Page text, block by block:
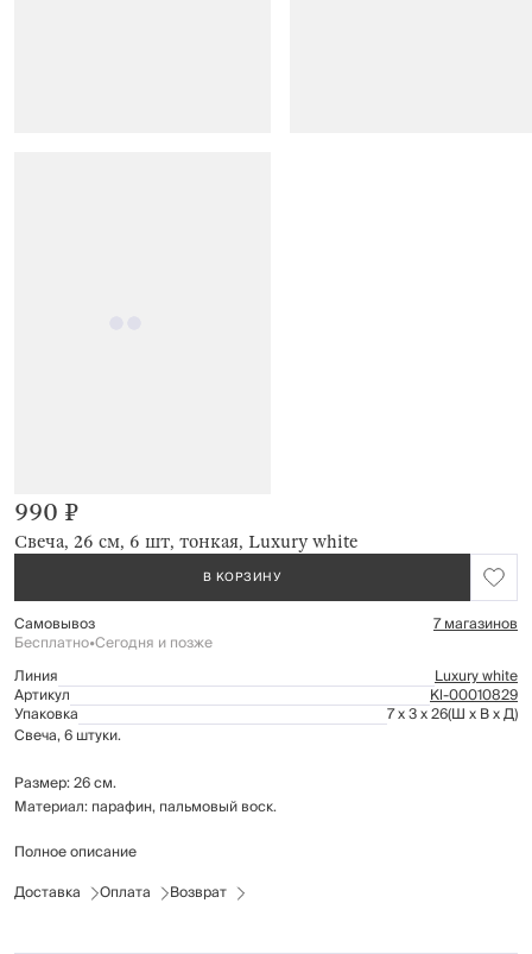
Свеча, 26 см, 6 шт, тонкая, Luxury white
990 ₽
В КОРЗИНУ
Самовывоз 7 магазинов
Бесплатно•Сегодня и позже
Линия
Luxury white
Артикул Kl-00010829
Упаковка 7 x 3 x 26(Ш x В x Д)
Свеча, 6 штуки.
Размер: 26 см.
Материал: парафин, пальмовый воск.
Хранить в недоступном для детей месте. Не зажигать вблизи
Полное описание
Доставка
Оплата Возврат